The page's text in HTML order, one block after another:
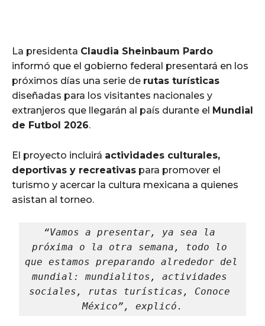
La presidenta Claudia Sheinbaum Pardo
informó que el gobierno federal presentará en los
próximos días una serie de rutas turísticas
diseñadas para los visitantes nacionales y
extranjeros que llegarán al país durante el Mundial
de Futbol 2026.
El proyecto incluirá actividades culturales,
deportivas y recreativas para promover el
turismo y acercar la cultura mexicana a quienes
asistan al torneo.
“Vamos a presentar, ya sea la
próxima o la otra semana, todo lo
que estamos preparando alrededor del
mundial: mundialitos, actividades
sociales, rutas turísticas, Conoce
México”, explicó.